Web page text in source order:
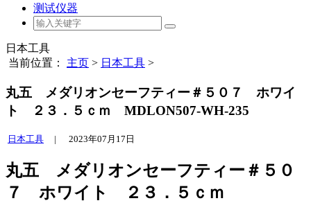
测试仪器
日本工具
当前位置： 主页 > 日本工具 >
丸五 メダリオンセーフティー＃５０７ ホワイ
ト ２３．５ｃｍ MDLON507-WH-235
日本工具 | 2023年07月17日
丸五 メダリオンセーフティー＃５０
７ ホワイト ２３．５ｃｍ